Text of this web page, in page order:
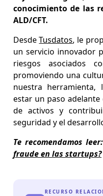
conocimiento de las
ALD/CFT.
DesdeTusdatos, le
un servicio innovador
riesgos asociados
promoviendo una
nuestra herramienta,
estar un paso
de activos y
seguridad y el
Te recomendamos
fraude en las startups?
RECURSO